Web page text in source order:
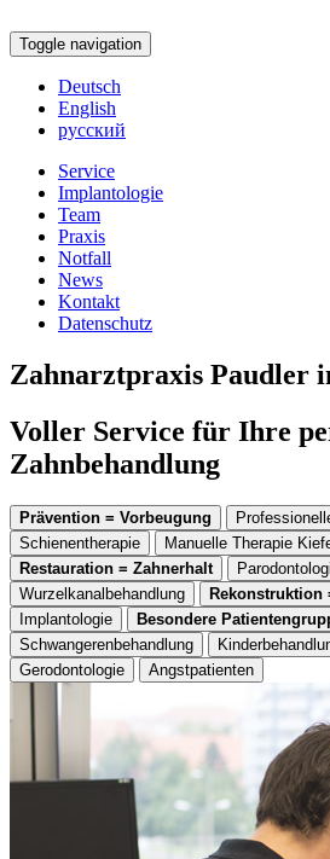
Toggle navigation
Deutsch
English
русский
Service
Implantologie
Team
Praxis
Notfall
News
Kontakt
Datenschutz
Zahnarztpraxis Paudler
Voller Service für Ihre
Zahnbehandlung
Prävention = Vorbeugung
Schienentherapie
Manuelle Therapie
Restauration = Zahnerhalt
Wurzelkanalbehandlung
Rekonstruktion
Implantologie
Besondere
Schwangerenbehandlung
Gerodontologie
Angstpatienten